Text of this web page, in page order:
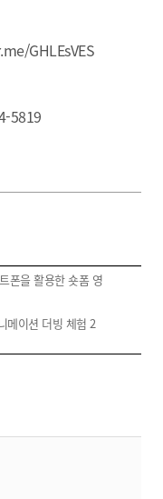
GHLEsVES
5819
폰을 활용한 숏폼 영
메이션 더빙 체험 2